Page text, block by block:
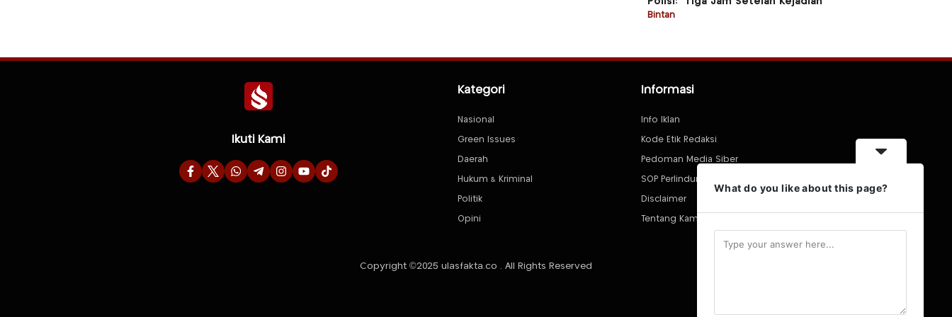
Bintan
Ikuti Kami
Kategori
Nasional
Green Issues
Daerah
Hukum & Kriminal
Politik
Opini
Informasi
Info Iklan
Kode Etik Redaksi
Pedoman Media Siber
SOP Perlindungan Wartawan
Disclaimer
Tentang Kami
Copyright ©2025 ulasfakta.co . All Rights Reserved
What do you like about this page?